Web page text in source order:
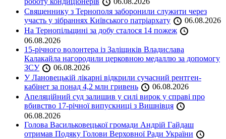
Священнику з Тернополя заборонили служити через
участь у зібраннях Київського патріархату
06.08.2026
На Тернопільщині за добу сталося 14 пожеж
06.08.2026
15-річного волонтера із Заліщиків Владислава
Калакайла нагородили церковною медаллю за допомогу
ЗСУ
06.08.2026
У Лановецькій лікарні відкрили сучасний рентген-
кабінет за понад 4,2 млн гривень
06.08.2026
Апеляційний суд залишив у силі вирок у справі про
вбивство 17-річної випускниці з Вишнівця
06.08.2026
Голова Васильковецької громади Андрій Гайдаш
отримав Подяку Голови Верховної Ради України